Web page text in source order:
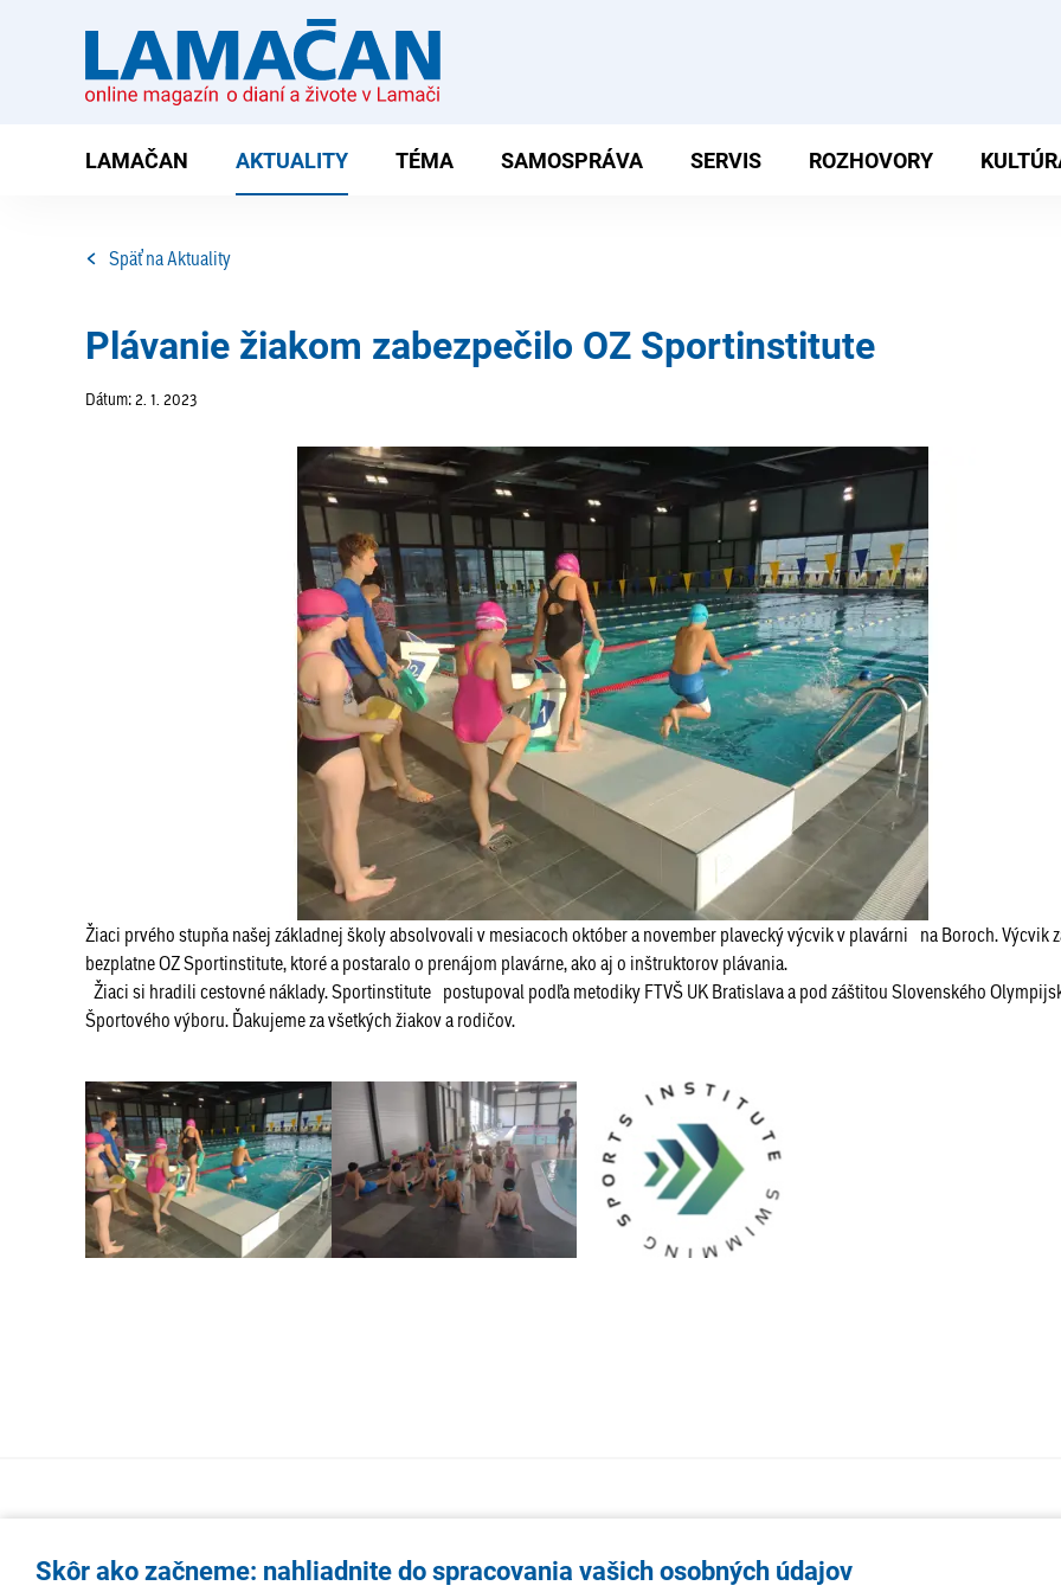
LAMAČAN AKTUALITY TÉMA SAMOSPRÁVA SERVIS ROZHOVORY
Späť na Aktuality
Plávanie žiakom zabezpečilo OZ Sportinstitute
Dátum: 2. 1. 2023
Žiaci prvého stupňa našej základnej školy absolvovali v mesiacoch október a november plavecký výcvik v plavárni na Boroch. Výcvik
bezplatne OZ Sportinstitute, ktoré a postaralo o prenájom plavárne, ako aj o inštruktorov plávania.
Žiaci si hradili cestovné náklady. Sportinstitute postupoval podľa metodiky FTVŠ UK Bratislava a pod záštitou Slovenského
Športového výboru. Ďakujeme za všetkých žiakov a rodičov.
AKTUALITY TÉMA
Skôr ako začneme: nahliadnite do spracovania vašich osobných údajov